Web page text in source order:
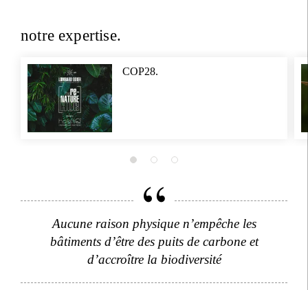
notre expertise.
COP28.
Aucune raison physique n’empêche les
bâtiments d’être des puits de carbone et
d’accroître la biodiversité